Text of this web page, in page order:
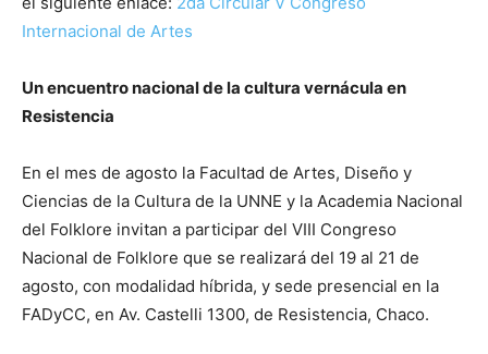
Internacional de Artes
Un encuentro nacional de la cultura vernácula en
Resistencia
En el mes de agosto la Facultad de Artes, Diseño y
Ciencias de la Cultura de la UNNE y la Academia Nacional
del Folklore invitan a participar del VIII Congreso
Nacional de Folklore que se realizará del 19 al 21 de
agosto, con modalidad híbrida, y sede presencial en la
FADyCC, en Av. Castelli 1300, de Resistencia, Chaco.